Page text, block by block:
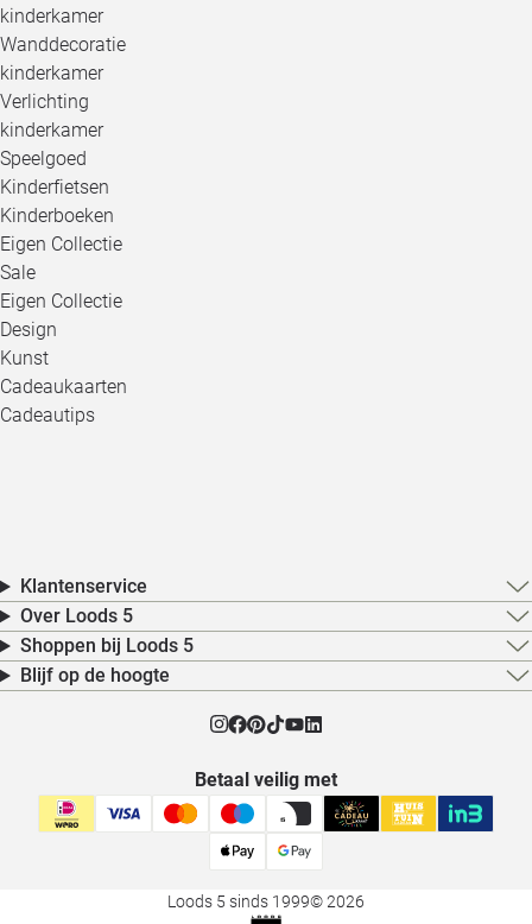
kinderkamer
Wanddecoratie
kinderkamer
Verlichting
kinderkamer
Speelgoed
Kinderfietsen
Kinderboeken
Eigen Collectie
Sale
Eigen Collectie
Design
Kunst
Cadeaukaarten
Cadeautips
Klantenservice
Over Loods 5
Shoppen bij Loods 5
Blijf op de hoogte
Betaal veilig met
Loods 5 sinds 1999© 2026